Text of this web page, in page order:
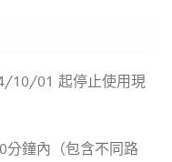
10/01 起停止使用現
分鐘內（包含不同路